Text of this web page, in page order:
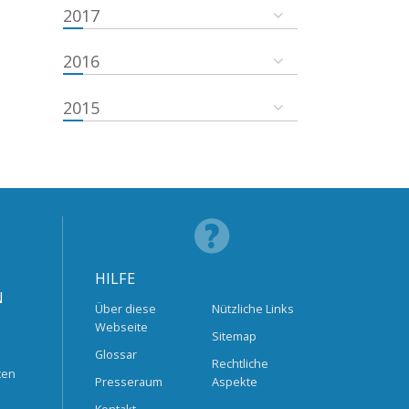
2017
2016
2015
HILFE
Über diese
Webseite
Glossar
Presseraum
Nützliche Links
Sitemap
Rechtliche
Aspekte